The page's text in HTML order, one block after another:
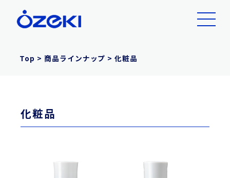
Top > 商品ラインナップ >化粧品
化粧品